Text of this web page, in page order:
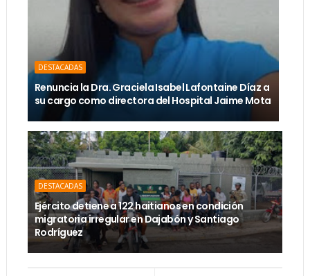
DESTACADAS
Renuncia la Dra. Graciela Isabel Lafontaine Díaz a
su cargo como directora del Hospital Jaime Mota
DESTACADAS
Ejército detiene a 122 haitianos en condición
migratoria irregular en Dajabón y Santiago
Rodríguez